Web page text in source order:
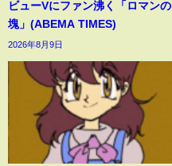
ビューVにファン沸く「ロマンの
塊」(ABEMA TIMES)
2026年8月9日